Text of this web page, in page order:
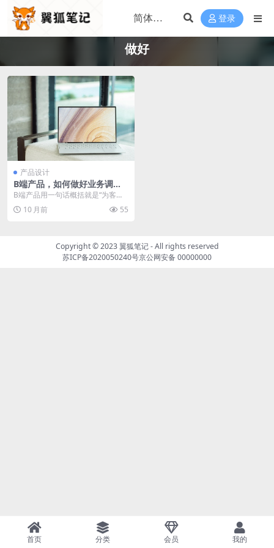
登录
做好
产品设计
B端产品，如何做好业务调
研？
B端产品用一句话概括就是“为客户
赚的更多，省的更多”，下面文章是
笔者根据自身过往...
10 月前 55
Copyright © 2023翼狐笔记- All rights reserved
苏ICP备2020050240号京公网安备 00000000
首页 分类 会员 我的